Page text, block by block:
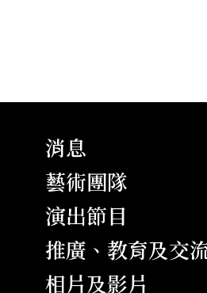
消息
藝術團隊
演出節目
推廣、教育及交
相片及影片